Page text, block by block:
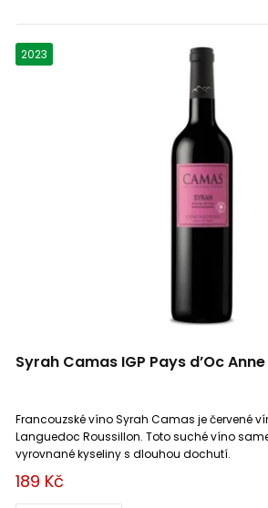
2023
Syrah Camas IGP Pays d’Oc
189 Kč
Francouzské víno Syrah Camas je červené
Languedoc Roussillon. Toto suché víno
vyrovnané kyseliny s dlouhou dochutí.